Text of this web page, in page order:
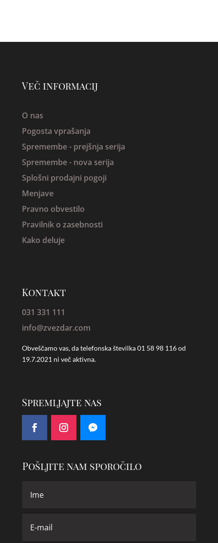
Več informacij
O nas
Pogosta vprašanja
Spremembe - prejšnja serija
Spremembe - nova serija
Splošni prodajni pogoji
Menjave
Pravno obvestilo
Pravilnik o zasebnosti
Kako deluje
Kontakt
031 331 111
info@zvezdar.com
Obveščamo vas, da telefonska številka01 58 98 116 od
19.7.2021 ni več aktivna.
Spremljajte nas
Pošljite nam sporočilo